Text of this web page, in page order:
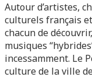
Autour d’artistes,
culturels français
chacun de
musiques
incessamment. Le
culture de la ville